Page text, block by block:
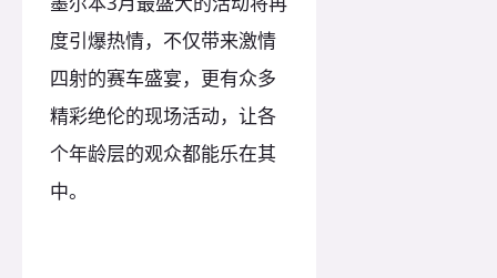
度引爆热情，不仅带来激情
四射的赛车盛宴，更有众多
精彩绝伦的现场活动，让各
个年龄层的观众都能乐在其
中。